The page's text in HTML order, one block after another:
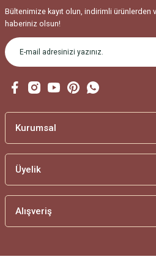
Bültenimize kayıt olun, indirimli ürünlerden
haberiniz olsun!
Kurumsal
Üyelik
Alışveriş